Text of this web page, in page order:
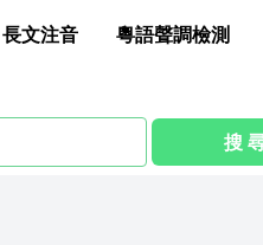
長文注音 粵語聲調檢測
搜